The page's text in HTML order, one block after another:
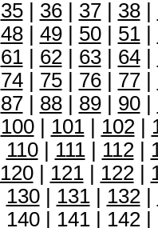
35| 36| 37| 38|
48| 49| 50| 51|
61| 62| 63| 64|
74| 75| 76| 77|
87| 88| 89| 90|
100| 101| 102|
110| 111| 112|
120| 121| 122|
130| 131| 132|
140| 141| 142|